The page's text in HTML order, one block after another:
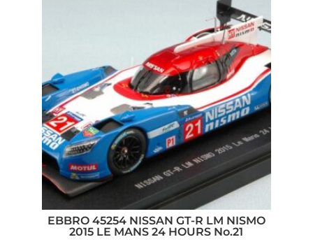
EBBRO 45254 NISSAN GT-R LM NISMO
2015 LE MANS 24 HOURS No.21